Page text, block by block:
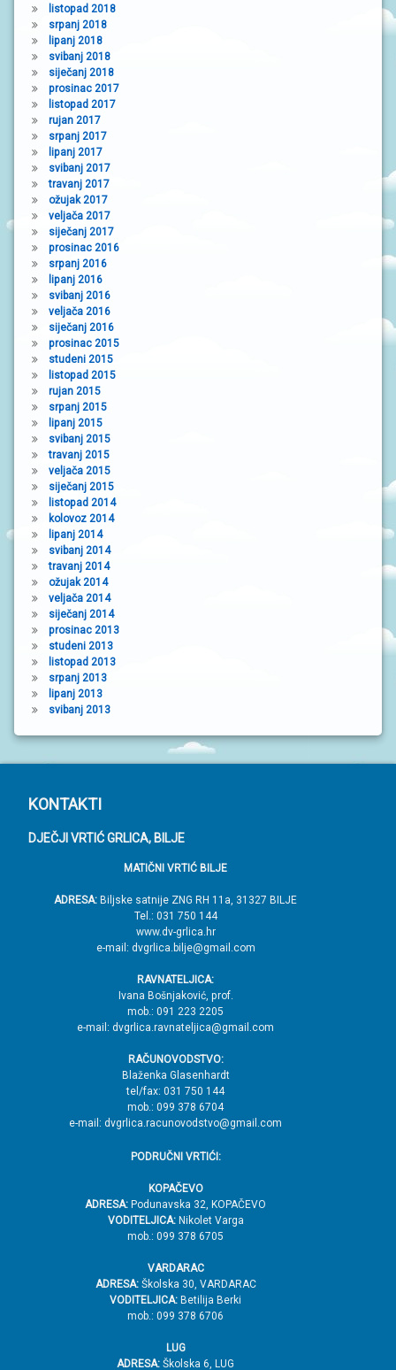
listopad 2018
srpanj 2018
lipanj 2018
svibanj 2018
siječanj 2018
prosinac 2017
listopad 2017
rujan 2017
srpanj 2017
lipanj 2017
svibanj 2017
travanj 2017
ožujak 2017
veljača 2017
siječanj 2017
prosinac 2016
srpanj 2016
lipanj 2016
svibanj 2016
veljača 2016
siječanj 2016
prosinac 2015
studeni 2015
listopad 2015
rujan 2015
srpanj 2015
lipanj 2015
svibanj 2015
travanj 2015
veljača 2015
siječanj 2015
listopad 2014
kolovoz 2014
lipanj 2014
svibanj 2014
travanj 2014
ožujak 2014
veljača 2014
siječanj 2014
prosinac 2013
studeni 2013
listopad 2013
srpanj 2013
lipanj 2013
svibanj 2013
P
o
KONTAKTI
DJEČJI VRTIĆ GRLICA, BILJE
MATIČNI VRTIĆ BILJE
ADRESA: Biljske satnije ZNG RH 11a, 31327 BILJE
Tel.: 031 750 144
www.dv-grlica.hr
e-mail: dvgrlica.bilje@gmail.com
RAVNATELJICA:
Ivana Bošnjaković, prof.
mob.: 091 223 2205
e-mail: dvgrlica.ravnateljica@gmail.com
RAČUNOVODSTVO:
Blaženka Glasenhardt
tel/fax: 031 750 144
mob.: 099 378 6704
e-mail: dvgrlica.racunovodstvo@gmail.com
PODRUČNI VRTIĆI:
KOPAČEVO
ADRESA: Podunavska 32, KOPAČEVO
VODITELJICA:Nikolet Varga
mob.: 099 378 6705
VARDARAC
ADRESA:Školska 30, VARDARAC
VODITELJICA: Betilija Berki
mob.: 099 378 6706
LUG
ADRESA: Školska 6, LUG